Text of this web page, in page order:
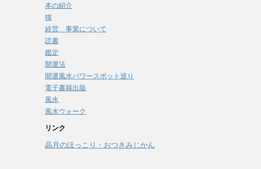
本の紹介
猫
経営 事業について
読書
鑑定
開運法
開運風水パワースポット巡り
電子書籍出版
風水
風水ウォーク
リンク
晶月のほっこり・おつきみじかん